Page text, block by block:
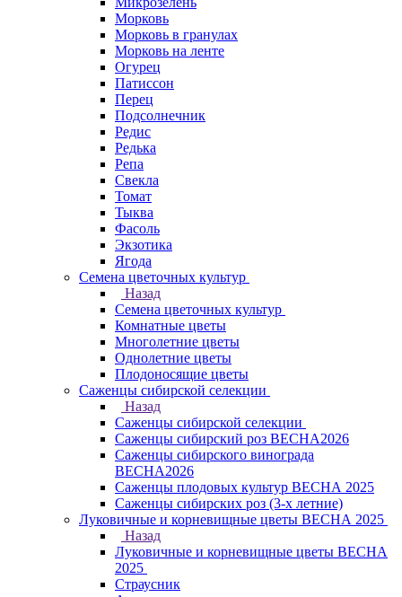
Морковь
Морковь в гранулах
Морковь на ленте
Огурец
Патиссон
Перец
Подсолнечник
Редис
Редька
Репа
Свекла
Томат
Тыква
Фасоль
Экзотика
Ягода
Семена цветочных культур
Назад
Семена цветочных культур
Комнатные цветы
Многолетние цветы
Однолетние цветы
Плодоносящие цветы
Саженцы сибирской селекции
Назад
Саженцы сибирской селекции
Саженцы сибирский роз ВЕСНА2026
Саженцы сибирского винограда
ВЕСНА2026
Саженцы плодовых культур ВЕСНА 2025
Саженцы сибирских роз (3-х летние)
Луковичные и корневищные цветы ВЕСНА 2025
Назад
Луковичные и корневищные цветы ВЕСНА
2025
Страусник